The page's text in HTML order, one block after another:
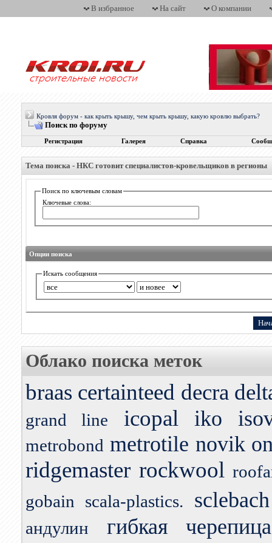
В избранное На сайт О компании
Кровля форум - как крыть крышу, чем крыть крышу, какую кровлю выбрать?
Поиск по форуму
Регистрация Галерея Справка
Тема поиска - НКС готовит специалистов-кровельщиков в регионы
Поиск по ключевым словам
Ключевые слова:
Опции поиска
Искать сообщения
Облако поиска меток
braas certainteed decra
grand line icopal iko
metrobond metrotile novik
ridgemaster rockwool
gobain
scala-plastics. sclebach
андулин
гибкая черепица